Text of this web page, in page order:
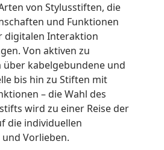
von Stylusstiften, die
und Funktionen
digitalen Interaktion
Von aktiven zu
über kabelgebundene und
bis hin zu Stiften mit
– die Wahl des
wird zu einer Reise der
die individuellen
Vorlieben.